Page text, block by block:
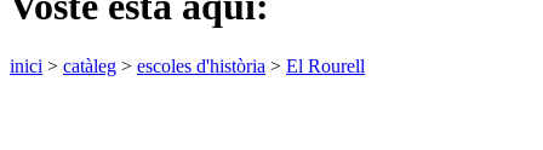
inici > catàleg > escoles d'història > El Rourell